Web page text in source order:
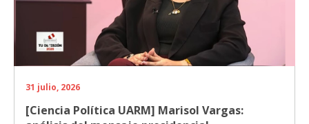
31 julio, 2026
[Ciencia Política UARM] Marisol Vargas: